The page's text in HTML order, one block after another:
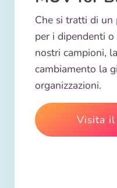
Che si tratti di
per i dipendenti
nostri campioni,
cambiamento la
organizzazioni.
Visita il